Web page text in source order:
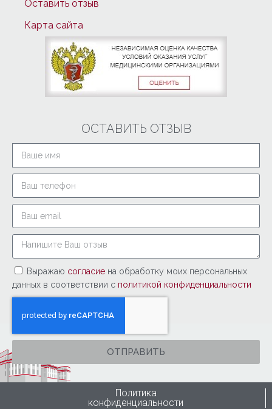
Оставить отзыв
Карта сайта
ОСТАВИТЬ ОТЗЫВ
Выражаю согласие на обработку моих персональных
данных в соответствии с политикой конфиденциальности
ОТПРАВИТЬ
Политика
конфиденциальности